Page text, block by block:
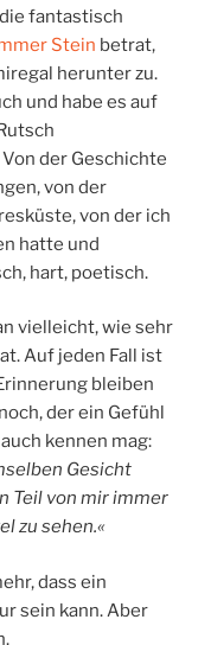
fantastisch
Stein betrat,
herunter zu.
und habe es auf
der Geschichte
von der
von der ich
hatte und
hart, poetisch.
vielleicht, wie sehr
Auf jeden Fall ist
bleiben
der ein Gefühl
kennen mag:
Gesicht
Teil von mir immer
zu sehen.«
dass ein
sein kann. Aber